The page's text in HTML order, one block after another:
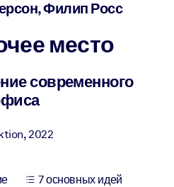
знания в вашу LMS/LXP для
Филип Росс
место
современного
,2022
7 основных идей